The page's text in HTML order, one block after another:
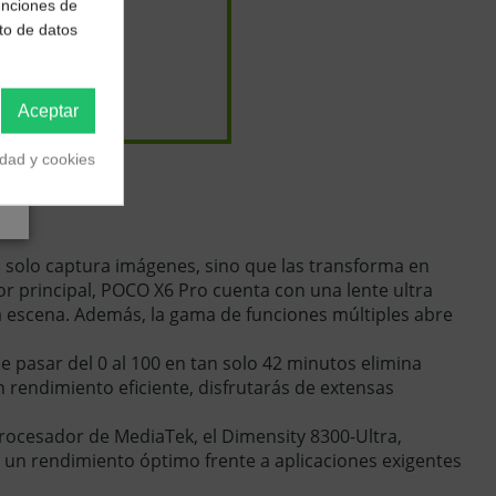
€
captura imágenes, sino que las transforma en
POCO X6 Pro cuenta con una lente ultra
Además, la gama de funciones múltiples abre
pasar del 0 al 100 en tan solo 42 minutos elimina
eficiente, disfrutarás de extensas
de MediaTek, el Dimensity 8300-Ultra,
rendimiento óptimo frente a aplicaciones exigentes
de
de datos
Aceptar
y cookies